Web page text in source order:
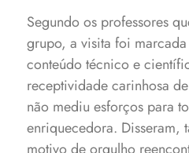
Segundo os professores
grupo, a visita foi
conteúdo técnico e
receptividade carinhosa
não mediu esforços para
enriquecedora. Disseram,